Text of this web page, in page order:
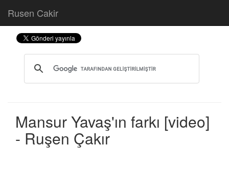
Rusen Cakir
Mansur Yavaş'ın farkı [video]
- Ruşen Çakır